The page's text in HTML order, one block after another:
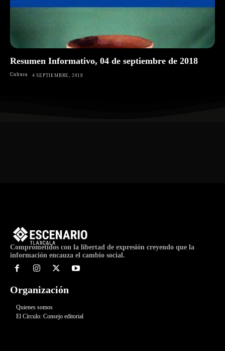
Resumen Informativo, 04 de septiembre de 2018
Cultura 4 SEPTIEMBRE, 2018
Comprometidos con la libertad de expresión creyendo que la
información encauza el cambio social.
Organización
Quienes somos
El Círculo: Consejo editorial